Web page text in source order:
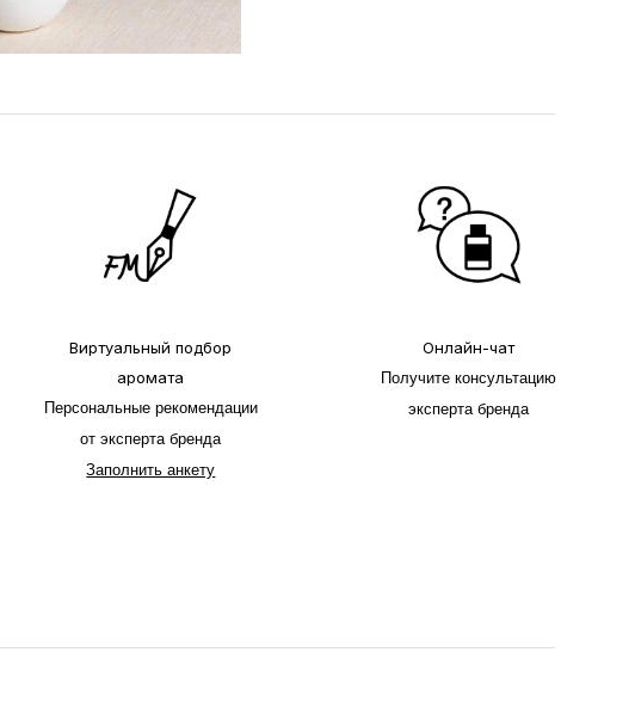
Виртуальный подбор
аромата
Персональные рекомендации
от эксперта бренда
Заполнить анкету
Онлайн-чат
Получите консультацию
эксперта бренда